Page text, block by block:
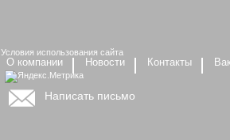
О компании Новости Контакты
Написать письмо
Условия использования сайта